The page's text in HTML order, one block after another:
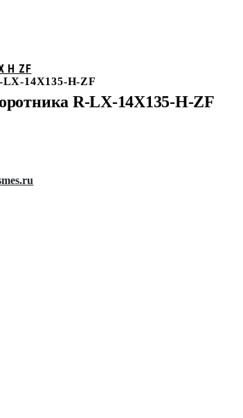
H ZF
LX-14X135-H-ZF
R-LX-14X135-H-ZF